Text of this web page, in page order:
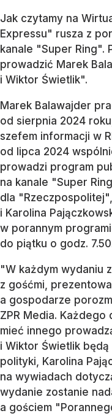
Jak czytamy na
Expressu" rusza z
kanale "Super Ring".
prowadzić Marek
i Wiktor Świetlik".
Marek Balawajder
od sierpnia 2024
szefem informacji w
od lipca 2024
prowadzi program
na kanale "Super
dla
i Karolina
w porannym
do piątku o godz.
"W każdym wydaniu
z gośćmi,
a gospodarze
ZPR Media.
mieć innego
i Wiktor Świetlik
polityki, Karolina
na wywiadach
wydanie zostanie
a gościem